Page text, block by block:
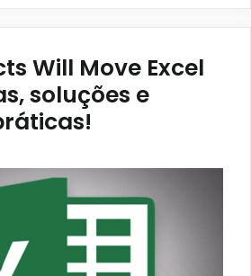
Will Move Excel
soluções e